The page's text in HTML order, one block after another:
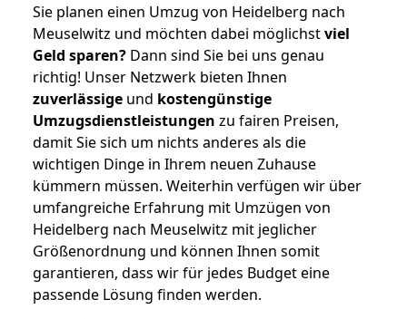
Sie planen einen Umzug von Heidelberg nach
Meuselwitz und möchten dabei möglichstviel
Geld sparen? Dann sind Sie bei uns genau
richtig! Unser Netzwerk bieten Ihnen
zuverlässige und kostengünstige
Umzugsdienstleistungen zu fairen Preisen,
damit Sie sich um nichts anderes als die
wichtigen Dinge in Ihrem neuen Zuhause
kümmern müssen. Weiterhin verfügen wir über
umfangreiche Erfahrung mit Umzügen von
Heidelberg nach Meuselwitz mit jeglicher
Größenordnung und können Ihnen somit
garantieren, dass wir für jedes Budget eine
passende Lösung finden werden.